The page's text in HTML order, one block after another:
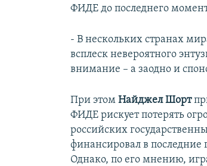
ФИДЕ до последнего
- В нескольких странах
всплеск невероятного
внимание – а заодно и
При этомНайджел Шорт
ФИДЕ рискует потерять
российских
финансировал в
Однако, по его мнению,